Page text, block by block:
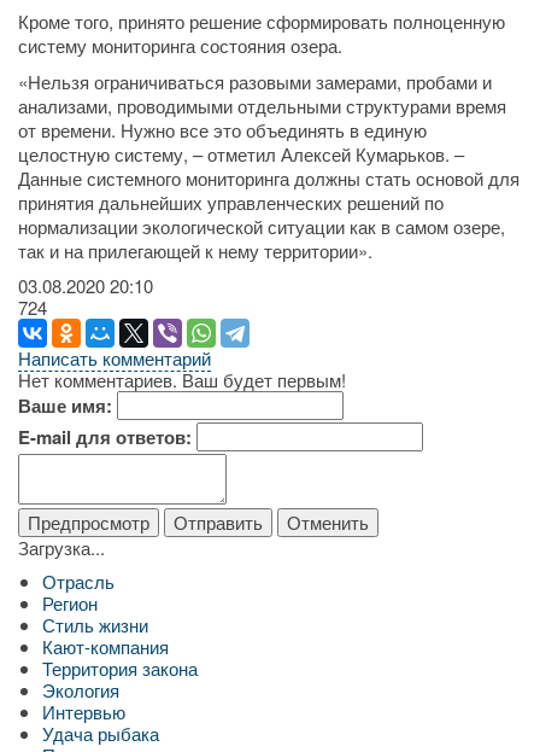
Кроме того, принято решение сформировать полноценную
систему мониторинга состояния озера.
«Нельзя ограничиваться разовыми замерами, пробами и
анализами, проводимыми отдельными структурами время
от времени. Нужно все это объединять в единую
целостную систему, – отметил Алексей Кумарьков. –
Данные системного мониторинга должны стать основой для
принятия дальнейших управленческих решений по
нормализации экологической ситуации как в самом озере,
так и на прилегающей к нему территории».
03.08.202020:10
724
Написать комментарий
Нет комментариев. Ваш будет первым!
Ваше имя:
E-mail для ответов:
Загрузка...
Отрасль
Регион
Стиль жизни
Кают-компания
Территория закона
Экология
Интервью
Удача рыбака